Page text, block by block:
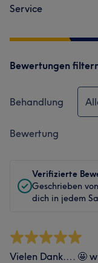
Service
Bewertungen
Behandlung
Bewertung
Verifizierte
Geschrieben
dich in jedem
Vielen Dank…. 🤩